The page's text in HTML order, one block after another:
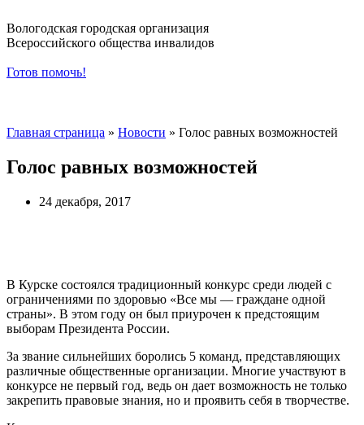
Вологодская городская организация
Всероссийского общества инвалидов
Готов помочь!
Главная страница » Новости » Голос равных возможностей
Голос равных возможностей
24 декабря, 2017
В Курске состоялся традиционный конкурс среди людей с
ограничениями по здоровью «Все мы — граждане одной
страны». В этом году он был приурочен к предстоящим
выборам Президента России.
За звание сильнейших боролись 5 команд, представляющих
различные общественные организации. Многие участвуют в
конкурсе не первый год, ведь он дает возможность не только
закрепить правовые знания, но и проявить себя в творчестве.